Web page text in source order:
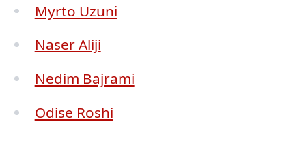
Myrto Uzuni
Naser Aliji
Nedim Bajrami
Odise Roshi